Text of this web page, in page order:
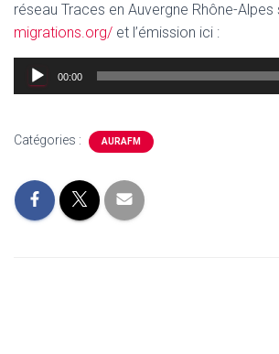
réseau Traces en Auvergne Rhône-Alpes
migrations.org/ et l’émission ici :
Lecteur
audio
00:00
Catégories : AURAFM